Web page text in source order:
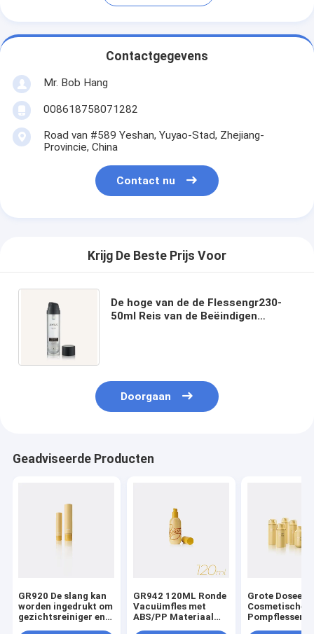
Contactgegevens
Mr. Bob Hang
008618758071282
Road van #589 Yeshan, Yuyao-Stad, Zhejiang-
Provincie, China
Contact nu
Krijg De Beste Prijs Voor
De hoge van de de Flessengr230-
50ml Reis van de Beëindigen
Doorgaan
Geadviseerde Producten
GR920 De slang kan
worden ingedrukt om
gezichtsreiniger en
GR942 120ML Ronde
Vacuümfles met
ABS/PP Materiaal
Grote
Cosmetische
Pompflessen